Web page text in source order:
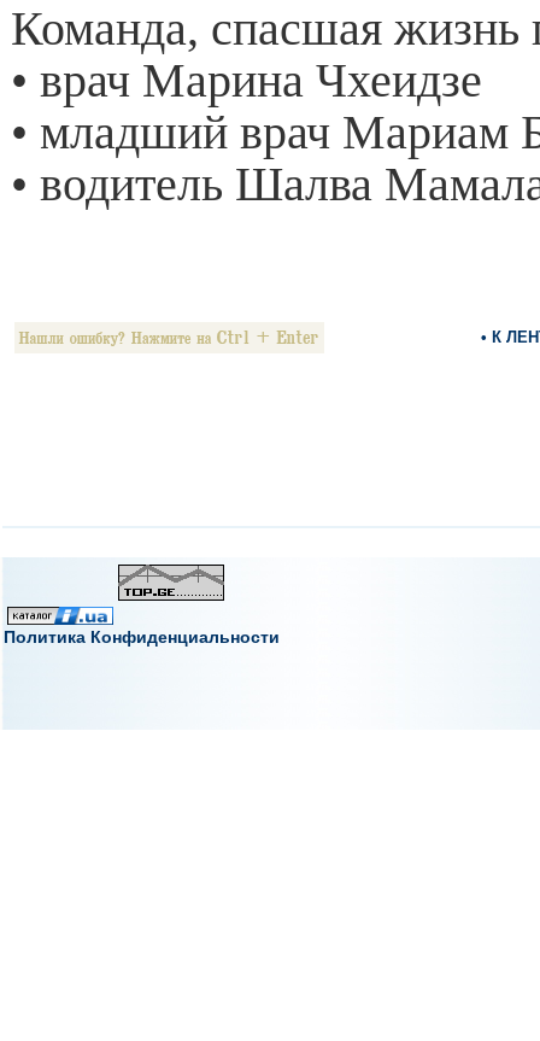
Команда, спасшая жизнь
• врач Марина Чхеидзе
• младший врач Мариам
• водитель Шалва
• К
Политика Конфиденциальности